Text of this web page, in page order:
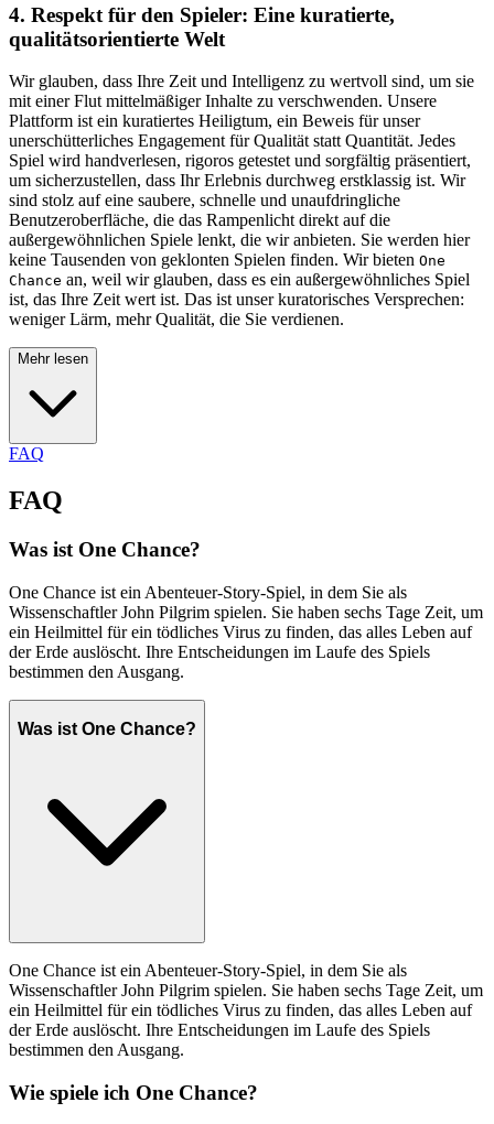
4. Respekt für den Spieler: Eine kuratierte,
qualitätsorientierte Welt
Wir glauben, dass Ihre Zeit und Intelligenz zu wertvoll sind, um sie
mit einer Flut mittelmäßiger Inhalte zu verschwenden. Unsere
Plattform ist ein kuratiertes Heiligtum, ein Beweis für unser
unerschütterliches Engagement für Qualität statt Quantität. Jedes
Spiel wird handverlesen, rigoros getestet und sorgfältig präsentiert,
um sicherzustellen, dass Ihr Erlebnis durchweg erstklassig ist. Wir
sind stolz auf eine saubere, schnelle und unaufdringliche
Benutzeroberfläche, die das Rampenlicht direkt auf die
außergewöhnlichen Spiele lenkt, die wir anbieten. Sie werden hier
keine Tausenden von geklonten Spielen finden. Wir bieten One
Chance an, weil wir glauben, dass es ein außergewöhnliches Spiel
ist, das Ihre Zeit wert ist. Das ist unser kuratorisches Versprechen:
weniger Lärm, mehr Qualität, die Sie verdienen.
Mehr lesen
FAQ
FAQ
Was ist One Chance?
One Chance ist ein Abenteuer-Story-Spiel, in dem Sie als
Wissenschaftler John Pilgrim spielen. Sie haben sechs Tage Zeit, um
ein Heilmittel für ein tödliches Virus zu finden, das alles Leben auf
der Erde auslöscht. Ihre Entscheidungen im Laufe des Spiels
bestimmen den Ausgang.
Was ist One Chance?
One Chance ist ein Abenteuer-Story-Spiel, in dem Sie als
Wissenschaftler John Pilgrim spielen. Sie haben sechs Tage Zeit, um
ein Heilmittel für ein tödliches Virus zu finden, das alles Leben auf
der Erde auslöscht. Ihre Entscheidungen im Laufe des Spiels
bestimmen den Ausgang.
Wie spiele ich One Chance?